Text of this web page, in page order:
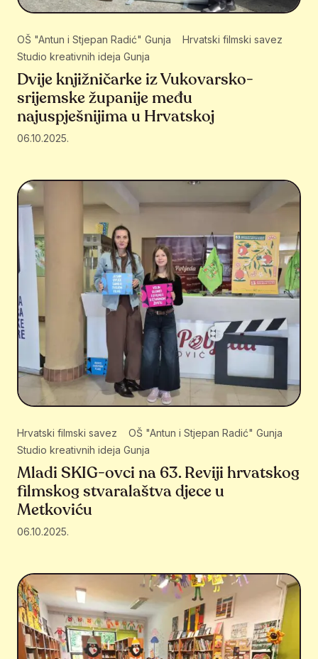
OŠ "Antun i Stjepan Radić" Gunja
Hrvatski filmski savez
Studio kreativnih ideja Gunja
Dvije knjižničarke iz Vukovarsko-
srijemske županije među
najuspješnijima u Hrvatskoj
06.10.2025.
Hrvatski filmski savez
OŠ "Antun i Stjepan Radić" Gunja
Studio kreativnih ideja Gunja
Mladi SKIG-ovci na 63. Reviji hrvatskog
filmskog stvaralaštva djece u
Metkoviću
06.10.2025.